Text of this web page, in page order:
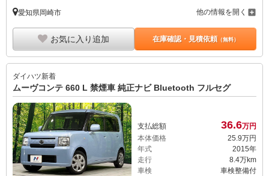
愛知県岡崎市 他の情報を開く
お気に入り追加 在庫確認・見積依頼（無料）
ダイハツ新着
ムーヴコンテ 660 L 禁煙車 純正ナビ Bluetooth フルセグ
支払総額 36.6万円
本体価格
25.9万円
年式
2015年
走行
8.4万km
車検
車検整備付